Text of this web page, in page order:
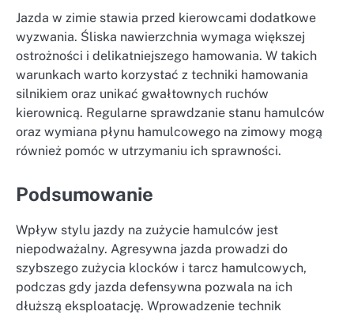
Jazda w zimie stawia przed kierowcami dodatkowe
wyzwania. Śliska nawierzchnia wymaga większej
ostrożności i delikatniejszego hamowania. W takich
warunkach warto korzystać z techniki hamowania
silnikiem oraz unikać gwałtownych ruchów
kierownicą. Regularne sprawdzanie stanu hamulców
oraz wymiana płynu hamulcowego na zimowy mogą
również pomóc w utrzymaniu ich sprawności.
Podsumowanie
Wpływ stylu jazdy na zużycie hamulców jest
niepodważalny. Agresywna jazda prowadzi do
szybszego zużycia klocków i tarcz hamulcowych,
podczas gdy jazda defensywna pozwala na ich
dłuższą eksploatację. Wprowadzenie technik